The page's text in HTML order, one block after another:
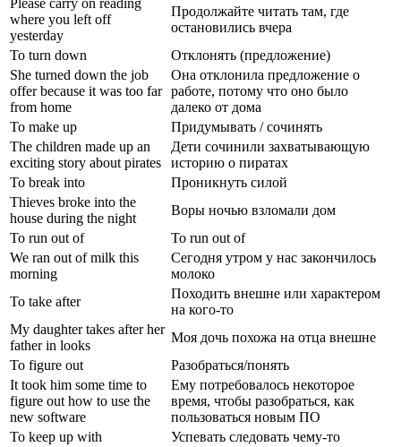
where you left off
yesterday
Продолжайте читать там, где
остановились вчера
To turn down
Отклонять (предложение)
She turned down the job
offer because it was too far
from home
Она отклонила предложение о
работе, потому что оно было
далеко от дома
To make up
Придумывать / сочинять
The children made up an
exciting story about pirates
Дети сочинили захватывающую
историю о пиратах
To break into
Проникнуть силой
Thieves broke into the
house during the night
Воры ночью взломали дом
To run out of
To run out of
We ran out of milk this
morning
Сегодня утром у нас закончилось
молоко
To take after
Походить внешне или характером
на кого-то
My daughter takes after her
father in looks
Моя дочь похожа на отца внешне
To figure out
Разобраться/понять
It took him some time to
figure out how to use the
new software
Ему потребовалось некоторое
время, чтобы разобраться, как
пользоваться новым ПО
To keep up with
Успевать следовать чему-то